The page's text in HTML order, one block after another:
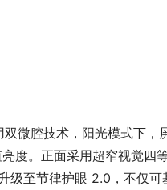
微腔技术，阳光模式下，
度。正面采用超窄视觉四
级至节律护眼 2.0，不仅可